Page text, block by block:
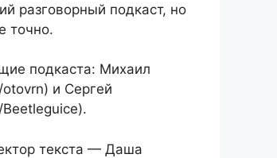
разговорный подкаст, но
точно.
подкаста: Михаил
и Сергей
текста — Даша